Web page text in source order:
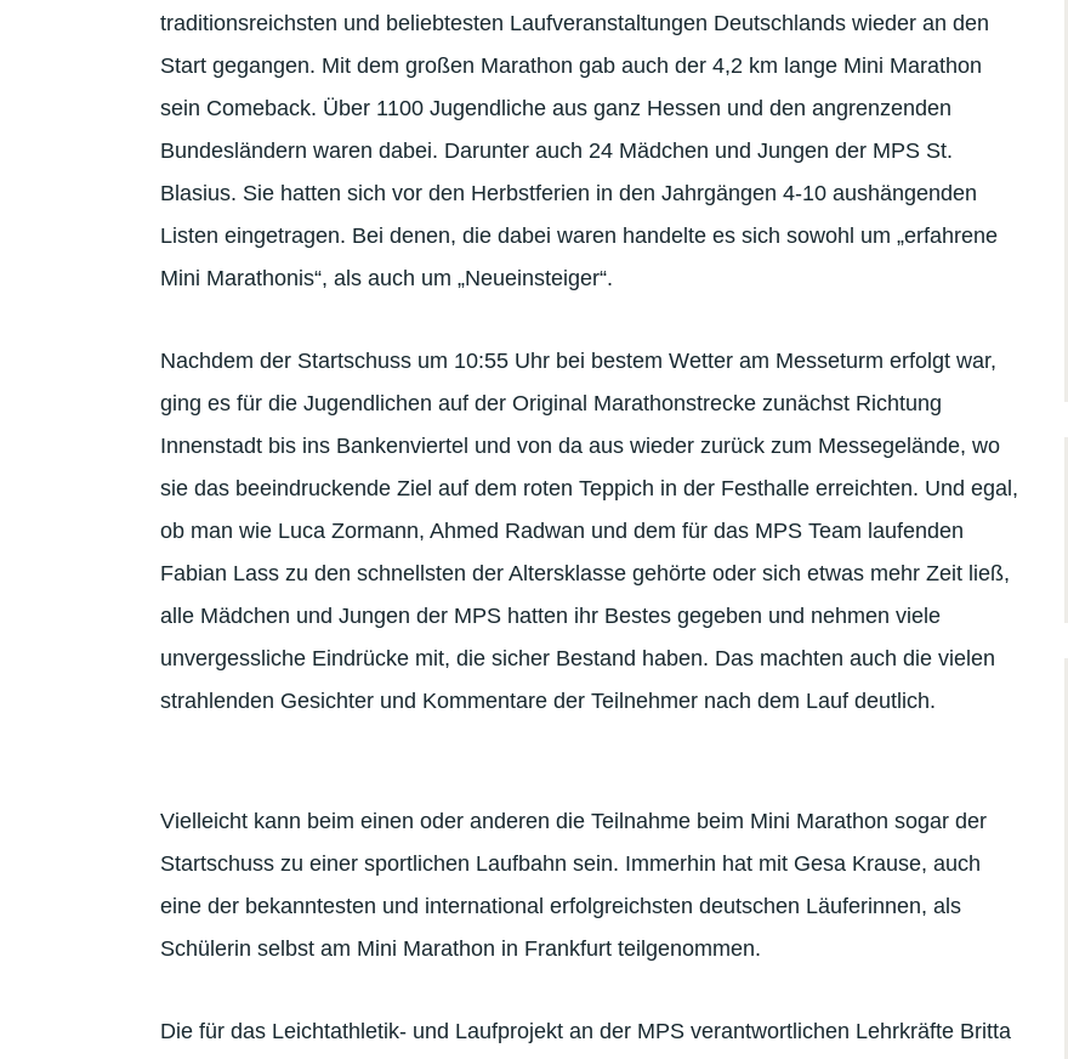
traditionsreichsten und beliebtesten Laufveranstaltungen Deutschlands wieder an den
Start gegangen. Mit dem großen Marathon gab auch der 4,2 km lange Mini Marathon
sein Comeback. Über 1100 Jugendliche aus ganz Hessen und den angrenzenden
Bundesländern waren dabei. Darunter auch 24 Mädchen und Jungen der MPS St.
Blasius. Sie hatten sich vor den Herbstferien in den Jahrgängen 4-10 aushängenden
Listen eingetragen. Bei denen, die dabei waren handelte es sich sowohl um „erfahrene
Mini Marathonis“, als auch um „Neueinsteiger“.
Nachdem der Startschuss um 10:55 Uhr bei bestem Wetter am Messeturm erfolgt war,
ging es für die Jugendlichen auf der Original Marathonstrecke zunächst Richtung
Innenstadt bis ins Bankenviertel und von da aus wieder zurück zum Messegelände, wo
sie das beeindruckende Ziel auf dem roten Teppich in der Festhalle erreichten. Und egal,
ob man wie Luca Zormann, Ahmed Radwan und dem für das MPS Team laufenden
Fabian Lass zu den schnellsten der Altersklasse gehörte oder sich etwas mehr Zeit ließ,
alle Mädchen und Jungen der MPS hatten ihr Bestes gegeben und nehmen viele
unvergessliche Eindrücke mit, die sicher Bestand haben. Das machten auch die vielen
strahlenden Gesichter und Kommentare der Teilnehmer nach dem Lauf deutlich.
Vielleicht kann beim einen oder anderen die Teilnahme beim Mini Marathon sogar der
Startschuss zu einer sportlichen Laufbahn sein. Immerhin hat mit Gesa Krause, auch
eine der bekanntesten und international erfolgreichsten deutschen Läuferinnen, als
Schülerin selbst am Mini Marathon in Frankfurt teilgenommen.
Die für das Leichtathletik- und Laufprojekt an der MPS verantwortlichen Lehrkräfte Britta